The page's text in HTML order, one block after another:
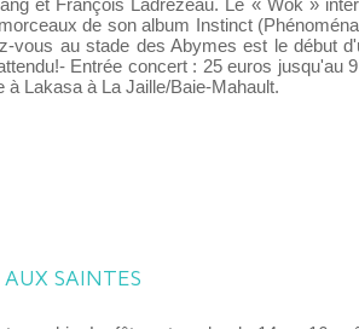
et François Ladrezeau. Le « Wòk »
de son album Instinct
vous au stade des Abymes est le début
Entrée concert : 25 euros jusqu'au
à Lakasa à La Jaille/Baie-Mahault.
SAINTES